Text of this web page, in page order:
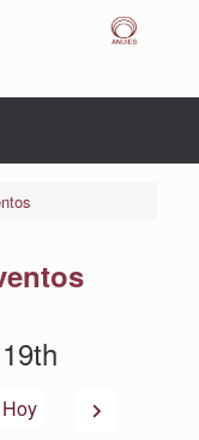
Hoy Siguiente